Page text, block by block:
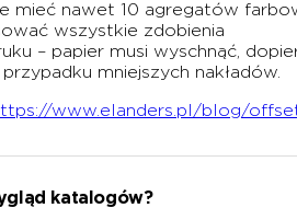
mieć nawet 10 agregatów
wszystkie zdobienia
– papier musi wyschnąć,
mniejszych nakładów.
www.elanders.pl/blog/
katalogów?